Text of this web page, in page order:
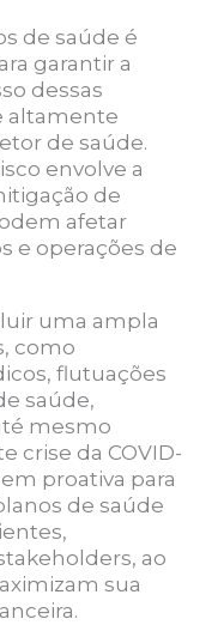
de saúde é
garantir a
dessas
altamente
de saúde.
envolve a
de
afetar
e operações de
uma ampla
como
flutuações
saúde,
mesmo
crise da COVID-
proativa para
de saúde
ao
sua